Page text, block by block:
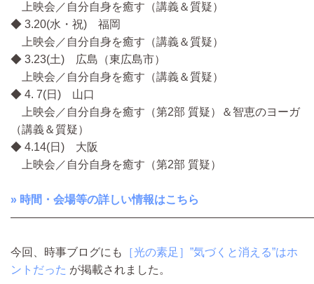
上映会／自分自身を癒す（講義＆質疑）
◆ 3.20(水・祝) 福岡
上映会／自分自身を癒す（講義＆質疑）
◆ 3.23(土) 広島（東広島市）
上映会／自分自身を癒す（講義＆質疑）
◆ 4. 7(日) 山口
上映会／自分自身を癒す（第2部 質疑）＆智恵のヨーガ
（講義＆質疑）
◆ 4.14(日) 大阪
上映会／自分自身を癒す（第2部 質疑）
» 時間・会場等の詳しい情報はこちら
今回、時事ブログにも
［光の素足］”気づくと消える”はホ
ントだった が掲載されました。